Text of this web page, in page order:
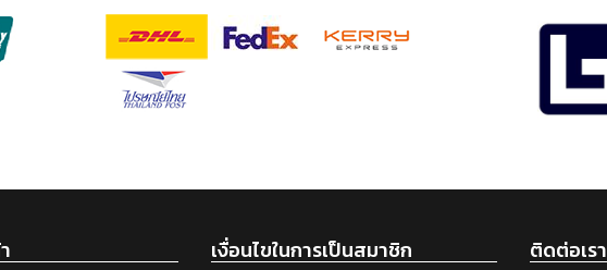
เงื่อนไขในการเป็นสมาชิก ติดต่อเรา